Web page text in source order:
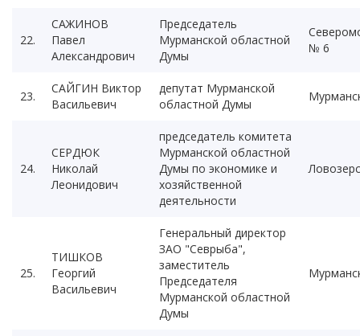
22.
САЖИНОВ
Павел
Александрович
Председатель
Мурманской областной
Думы
№ 6
23.
САЙГИН Виктор
Васильевич
депутат Мурманской
областной Думы
24.
СЕРДЮК
Николай
Леонидович
председатель комитета
Мурманской областной
Думы по экономике и
хозяйственной
деятельности
25.
ТИШКОВ
Георгий
Васильевич
Генеральный директор
ЗАО "Севрыба",
заместитель
Председателя
Мурманской областной
Думы